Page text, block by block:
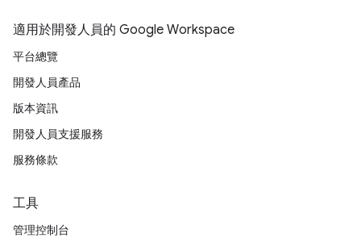
適用於開發人員的 Google Workspace
平台總覽
開發人員產品
版本資訊
開發人員支援服務
服務條款
工具
管理控制台